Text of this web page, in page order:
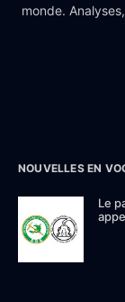
monde.
NOUVELLES EN
Le